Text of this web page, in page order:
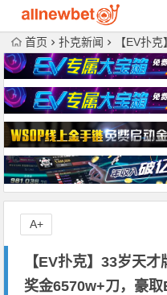
首页 扑克新闻 【EV扑克】33岁天
【EV扑克】33岁天
奖金6570w+刀，豪
A+